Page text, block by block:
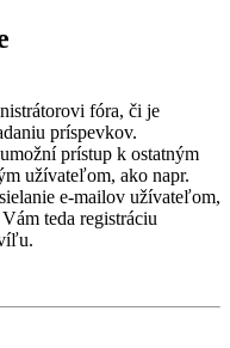
fóra, či je
príspevkov.
prístup k ostatným
užívateľom, ako napr.
e-mailov užívateľom,
teda registráciu